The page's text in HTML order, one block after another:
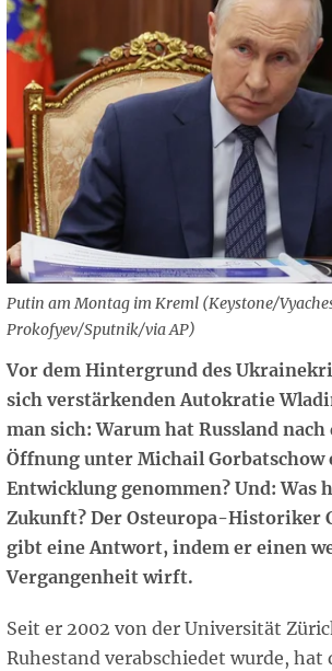
Putin am Montag im Kreml (Keystone/
Prokofyev/Sputnik/via AP)
Vor dem Hintergrund des
sich verstärkenden Autokratie
man sich: Warum hat Russland nach
Öffnung unter Michail Gorbatschow
Entwicklung genommen? Und: Was
Zukunft? Der Osteuropa-Historiker
gibt eine Antwort, indem er einen
Vergangenheit wirft.
Seit er 2002 von der Universität
Ruhestand verabschiedet wurde,